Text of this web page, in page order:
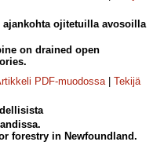
ajankohta ojitetuilla avosoilla
on drained open
PDF-muodossa| Tekijä
forestry in Newfoundland.